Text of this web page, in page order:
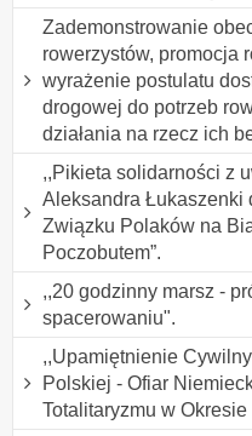
Zademonstrowanie
rowerzystów, promocja
wyrażenie postulatu
drogowej do potrzeb
działania na rzecz ich
,,Pikieta solidarności z
Aleksandra Łukaszenki
Związku Polaków na
Poczobutem”.
,,20 godzinny marsz -
spacerowaniu".
,,Upamiętnienie
Polskiej - Ofiar
Totalitaryzmu w